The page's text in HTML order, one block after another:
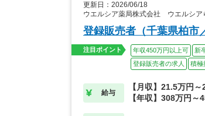
更新日：2026/06/18
ウエルシア薬局株式会社 ウエルシア
登録販売者（千葉県柏市
注目ポイント 年収450万円以上可 新
登録販売者の求人
積極
給与
【月収】21.5万円～
【年収】308万円～